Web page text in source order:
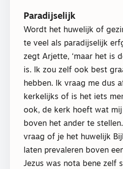
Paradijselijk
Wordt het huwelijk of
te veel als paradijselijk
zegt Arjette, ‘maar het is
is. Ik zou zelf ook best
hebben. Ik vraag me dus
kerkelijks of is het iets
ook, de kerk hoeft wat
boven het ander te
vraag of je het huwelijk
laten prevaleren boven
Jezus was nota bene zelf